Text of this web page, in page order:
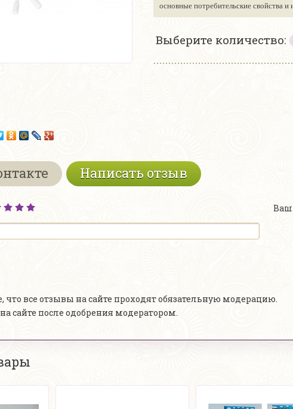
основные потребительские свойства
Выберите количество:
Написать отзыв
Ваш
все отзывы на сайте проходят обязательную модерацию.
сайте после одобрения модератором.